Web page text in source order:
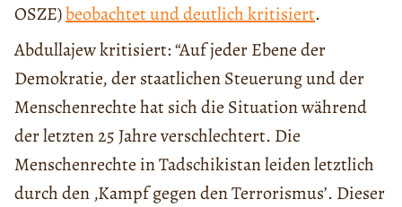
OSZE)beobachtet und deutlich kritisiert.
Abdullajew kritisiert: “Auf jeder Ebene der
Demokratie, der staatlichen Steuerung und der
Menschenrechte hat sich die Situation während
der letzten 25 Jahre verschlechtert. Die
Menschenrechte in Tadschikistan leiden letztlich
durch den ‚Kampf gegen den Terrorismus’. Dieser